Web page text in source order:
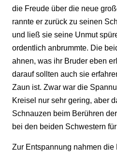
die Freude über die neue
rannte er zurück zu seinen
und ließ sie seine Unmut
ordentlich anbrummte. Die
ahnen, was ihr Bruder eben
darauf sollten auch sie
Zaun ist. Zwar war die
Kreisel nur sehr gering, aber
Schnauzen beim Berühren
bei den beiden Schwestern
Zur Entspannung nahmen